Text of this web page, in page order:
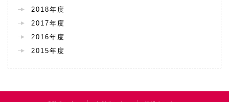
2018年度
2017年度
2016年度
2015年度